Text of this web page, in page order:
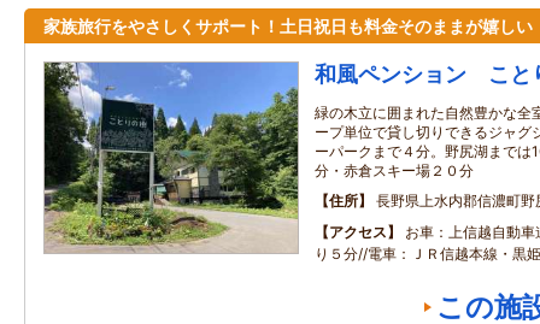
家族旅行をやさしくサポート！土日祝日も料金そのままが嬉しい
和風ペンション こと
緑の木立に囲まれた自然豊かな全
ープ単位で貸し切りできるジャグ
ーパークまで４分。野尻湖までは
分・赤倉スキー場２０分
住所
長野県上水内郡信濃町
アクセス
お車：上信越自動
り５分//電車：ＪＲ信越本線・黒
この施